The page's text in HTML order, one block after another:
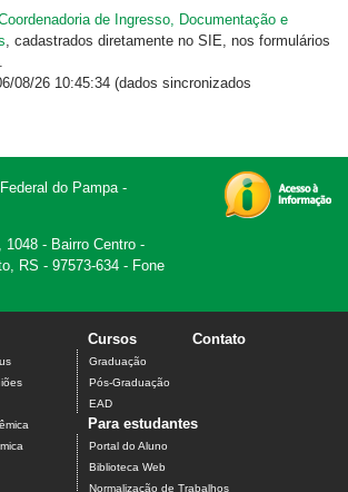
de Ingresso, Documentação e
, cadastrados diretamente no SIE, nos formulários
08/26 10:45:34 (dados sincronizados
do Pampa -
1048 - Bairro Centro -
RS - 97573-634 - Fone
Cursos
Graduação
Pós-Graduação
EAD
Contato
Para estudantes
Portal do Aluno
Biblioteca Web
Normalização de Trabalhos